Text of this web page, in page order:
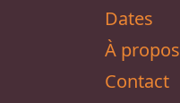
Dates
À propos
Contact